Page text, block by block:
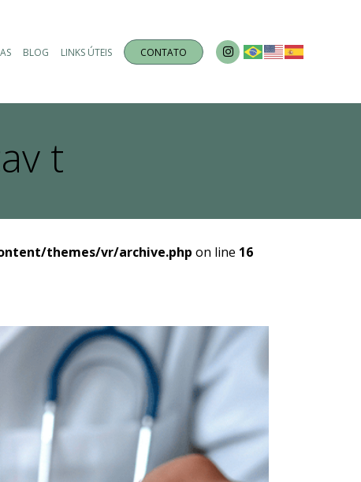
BLOG LINKS ÚTEIS CONTATO
t
themes/vr/archive.php on line 16